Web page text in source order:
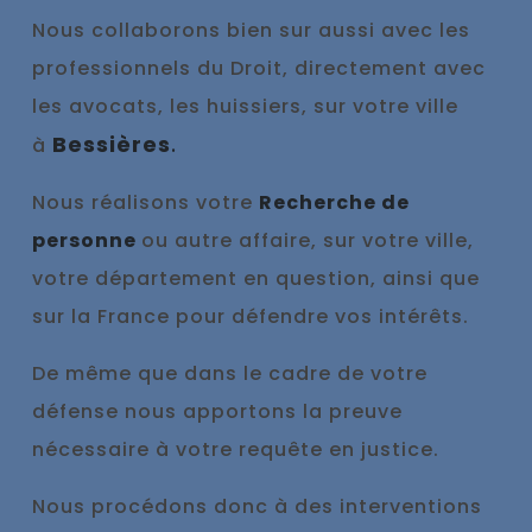
Nous collaborons bien sur aussi avec les
professionnels du Droit, directement avec
les avocats, les huissiers, sur votre ville
à Bessières.
Nous réalisons votre Recherche de
personne ou autre affaire, sur votre ville,
votre département en question, ainsi que
sur la France pour défendre vos intérêts.
De même que dans le cadre de votre
défense nous apportons la preuve
nécessaire à votre requête en justice.
Nous procédons donc à des interventions